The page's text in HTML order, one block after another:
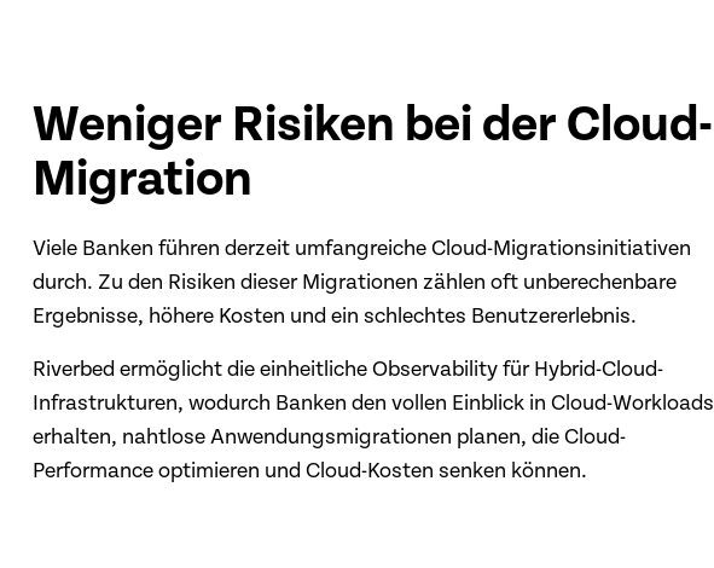
Weniger Risiken bei der Cloud-
Migration
Viele Banken führen derzeit umfangreiche Cloud-Migrationsinitiativen
durch. Zu den Risiken dieser Migrationen zählen oft unberechenbare
Ergebnisse, höhere Kosten und ein schlechtes Benutzererlebnis.
Riverbed ermöglicht die einheitliche Observability für Hybrid-Cloud-
Infrastrukturen, wodurch Banken den vollen Einblick in Cloud-Workloads
erhalten, nahtlose Anwendungsmigrationen planen, die Cloud-
Performance optimieren und Cloud-Kosten senken können.